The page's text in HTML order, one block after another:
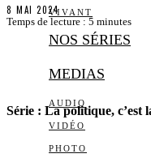
VIVANT
NOS SÉRIES
MEDIAS
AUDIO
VIDÉO
PHOTO
8 MAI 2024
Temps de lecture : 5 minutes
Série : La politique, c’est